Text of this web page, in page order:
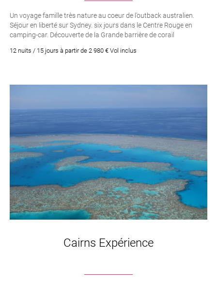
Un voyage famille très nature au coeur de l’outback australien.
Séjour en liberté sur Sydney. six jours dans le Centre Rouge en
camping-car. Découverte de la Grande barrière de corail
12 nuits / 15 jours à partir de 2 980 € Vol inclus
Cairns Expérience